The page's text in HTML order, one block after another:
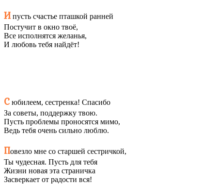
Ипусть счастье пташкой ранней
Постучит в окно твоё,
Все исполнятся желанья,
И любовь тебя найдёт!
С юбилеем, сестренка! Спасибо
За советы, поддержку твою.
Пусть проблемы проносятся мимо,
Ведь тебя очень сильно люблю.
Повезло мне со старшей сестричкой,
Ты чудесная. Пусть для тебя
Жизни новая эта страничка
Засверкает от радости вся!